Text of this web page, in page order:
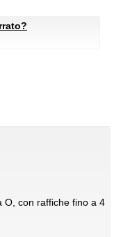
O, con raffiche fino a 4